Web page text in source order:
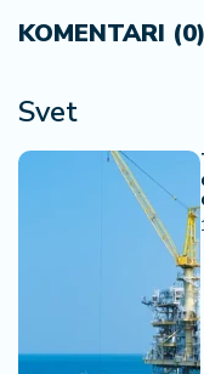
KOMENTARI (0)
Svet